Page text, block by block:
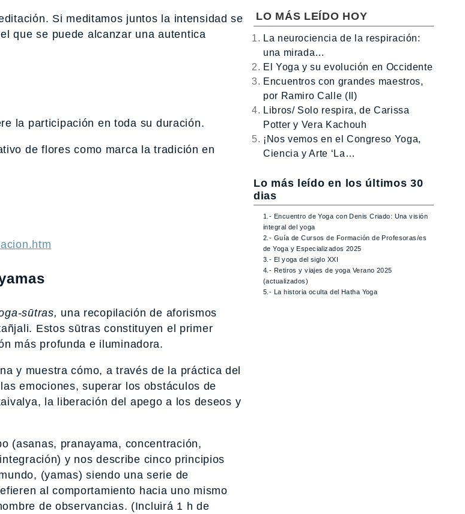
Si meditamos juntos la intensidad se
que se puede alcanzar una autentica
la participación en toda su duración.
de flores como marca la tradición en
sūtras, una recopilación de aforismos
Estos sūtras constituyen el primer
más profunda e iluminadora.
y muestra cómo, a través de la práctica del
emociones, superar los obstáculos de
la liberación del apego a los deseos y
(asanas, pranayama, concentración,
y nos describe cinco principios
(yamas) siendo una serie de
al comportamiento hacia uno mismo
de observancias. (Incluirá 1 h de
LO MÁS LEÍDO HOY
La neurociencia de la respiración:
una mirada…
El Yoga y su evolución en Occidente
Encuentros con grandes maestros,
por Ramiro Calle (II)
Libros/ Solo respira, de Carissa
Potter y Vera Kachouh
¡Nos vemos en el Congreso Yoga,
Ciencia y Arte ‘La…
Lo más leído en los últimos 30
dias
1.- Encuentro de Yoga con Denis Criado: Una visión
integral del yoga
2.- Guía de Cursos de Formación de Profesoras/es
de Yoga y Especializados 2025
3.- El yoga del siglo XXI
4.- Retiros y viajes de yoga Verano 2025
(actualizados)
5.- La historia oculta del Hatha Yoga